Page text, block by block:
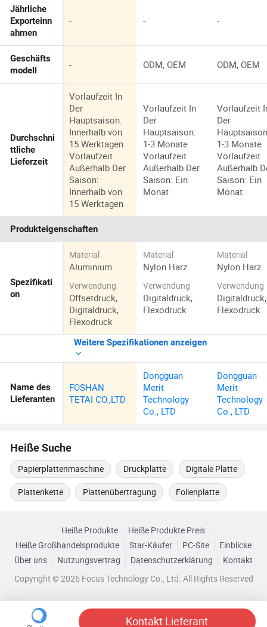
Jährliche
Exporteinn
ahmen
- - -
Geschäfts
modell
- ODM, OEM ODM, OEM
Durchschni
ttliche
Lieferzeit
Vorlaufzeit In
Der
Hauptsaison:
Innerhalb von
15 Werktagen
Vorlaufzeit
Außerhalb Der
Saison:
Innerhalb von
15 Werktagen
Vorlaufzeit In
Der
Hauptsaison:
1-3 Monate
Vorlaufzeit
Außerhalb Der
Saison: Ein
Monat
Vorlaufzeit
Der
1-3 Monate
Vorlaufzeit
Außerhalb
Saison: Ein
Monat
Produkteigenschaften
Spezifikati
on
Material
Aluminium
Verwendung
Offsetdruck,
Digitaldruck,
Flexodruck
Material
Nylon Harz
Verwendung
Digitaldruck,
Flexodruck
Material
Nylon Harz
Verwendung
Digitaldruck,
Flexodruck
Weitere Spezifikationen anzeigen
Name des
Lieferanten
FOSHAN
TETAI CO.,LTD
Dongguan
Merit
Technology
Co., LTD
Dongguan
Merit
Technology
Co., LTD
Heiße Suche
Papierplattenmaschine Druckplatte Digitale Platte
Plattenkette Plattenübertragung Folienplatte
Heiße Produkte
Heiße Produkte Preis
Heiße Großhandelsprodukte
Star-Käufer PC-Site
Einblicke
Über uns
Nutzungsvertrag Datenschutzerklärung
Kontakt
Copyright © 2026 Focus Technology Co., Ltd. All Rights Reserved
Kontakt Lieferant